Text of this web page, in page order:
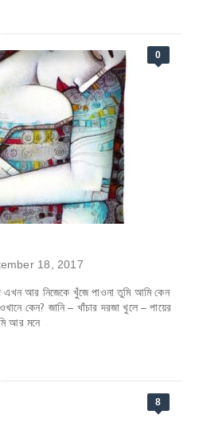
0
18, 2017
এখন আর নিজেকে খুঁজে পাওনা তুমি আমি কেন
কেন? জানি – খাঁচার দরজা খুলে – পায়ের
আর মনে
8